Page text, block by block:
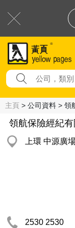
主頁 > 公司資料 > 領
領航保險經紀有
上環 中源廣
2530 2530